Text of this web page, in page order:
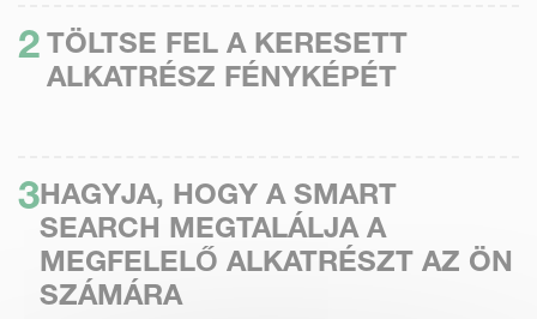
TÖLTSE FEL A KERESETT
ALKATRÉSZ FÉNYKÉPÉT
HAGYJA, HOGY A SMART
SEARCH MEGTALÁLJA A
MEGFELELŐ ALKATRÉSZT AZ ÖN
SZÁMÁRA